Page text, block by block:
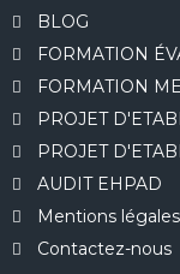
BLOG
FORMATION
FORMATION
PROJET
PROJET
AUDIT EHPAD
Mentions légales​
Contactez-nous